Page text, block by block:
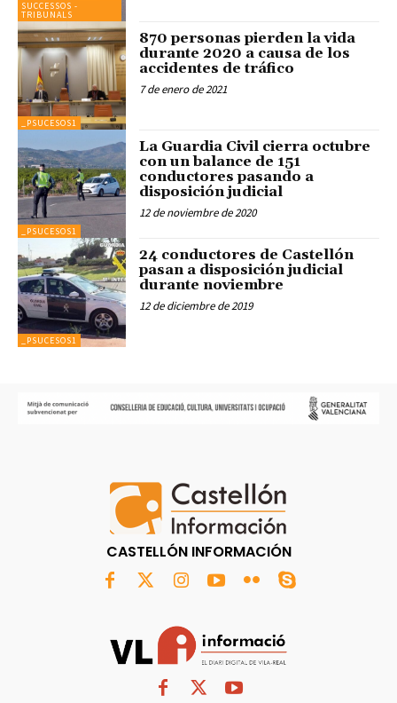
SUCCESSOS -
TRIBUNALS
_PSUCESOS1
870 personas pierden la vida
durante 2020 a causa de los
accidentes de tráfico
7 de enero de 2021
_PSUCESOS1
La Guardia Civil cierra octubre
con un balance de 151
conductores pasando a
disposición judicial
12 de noviembre de 2020
_PSUCESOS1
24 conductores de Castellón
pasan a disposición judicial
durante noviembre
12 de diciembre de 2019
CASTELLÓN INFORMACIÓN